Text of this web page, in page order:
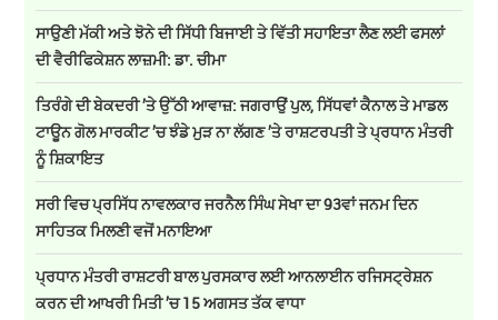
ਸਾਉਣੀ ਮੱਕੀ ਅਤੇ ਝੋਨੇ ਦੀ ਸਿੱਧੀ ਬਿਜਾਈ ਤੇ ਵਿੱਤੀ ਸਹਾਇਤਾ ਲੈਣ ਲਈ ਫਸਲਾਂ
ਦੀ ਵੈਰੀਫਿਕੇਸ਼ਨ ਲਾਜ਼ਮੀ: ਡਾ. ਚੀਮਾ
ਤਿਰੰਗੇ ਦੀ ਬੇਕਦਰੀ ’ਤੇ ਉੱਠੀ ਆਵਾਜ਼: ਜਗਰਾਉਂ ਪੁਲ, ਸਿੱਧਵਾਂ ਕੈਨਾਲ ਤੇ ਮਾਡਲ
ਟਾਊਨ ਗੋਲ ਮਾਰਕੀਟ ’ਚ ਝੰਡੇ ਮੁੜ ਨਾ ਲੱਗਣ ’ਤੇ ਰਾਸ਼ਟਰਪਤੀ ਤੇ ਪ੍ਰਧਾਨ ਮੰਤਰੀ
ਨੂੰ ਸ਼ਿਕਾਇਤ
ਸਰੀ ਵਿਚ ਪ੍ਰਸਿੱਧ ਨਾਵਲਕਾਰ ਜਰਨੈਲ ਸਿੰਘ ਸੇਖਾ ਦਾ 93ਵਾਂ ਜਨਮ ਦਿਨ
ਸਾਹਿਤਕ ਮਿਲਣੀ ਵਜੋਂ ਮਨਾਇਆ
ਪ੍ਰਧਾਨ ਮੰਤਰੀ ਰਾਸ਼ਟਰੀ ਬਾਲ ਪੁਰਸਕਾਰ ਲਈ ਆਨਲਾਈਨ ਰਜਿਸਟ੍ਰੇਸ਼ਨ
ਕਰਨ ਦੀ ਆਖਰੀ ਮਿਤੀ ’ਚ 15 ਅਗਸਤ ਤੱਕ ਵਾਧਾ